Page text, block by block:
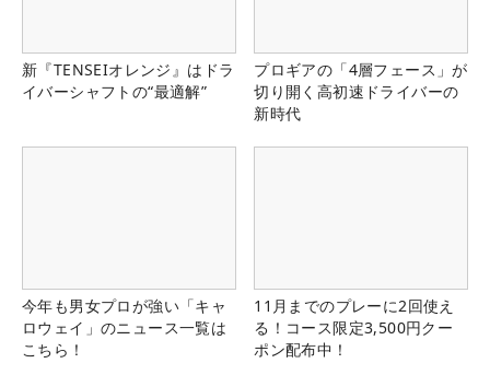
新『TENSEIオレンジ』はドラ
イバーシャフトの“最適解”
プロギアの「4層フェース」が
切り開く高初速ドライバーの
新時代
今年も男女プロが強い「キャ
ロウェイ」のニュース一覧は
こちら！
11月までのプレーに2回使え
る！コース限定3,500円クー
ポン配布中！